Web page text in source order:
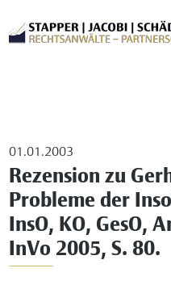
01.01.2003
Rezension zu
Probleme der
InsO, KO, GesO,
InVo 2005, S. 80.